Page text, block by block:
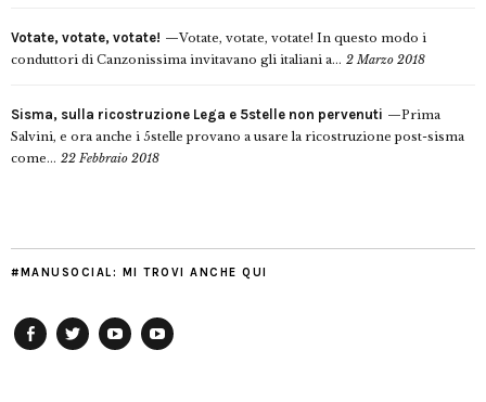
Votate, votate, votate!
Votate, votate, votate! In questo modo i
conduttori di Canzonissima invitavano gli italiani a... 2 Marzo 2018
Sisma, sulla ricostruzione Lega e 5stelle non pervenuti
Prima
Salvini, e ora anche i 5stelle provano a usare la ricostruzione post-sisma
come... 22 Febbraio 2018
#MANUSOCIAL: MI TROVI ANCHE QUI